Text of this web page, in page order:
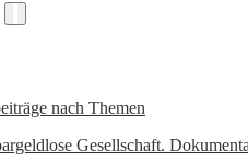
nach Themen
Gesellschaft.